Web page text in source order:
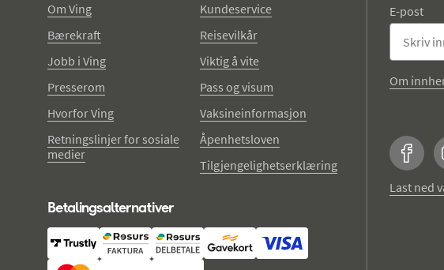
Om Ving
Bærekraft
Jobb i Ving
Presserom
Hvorfor Ving
Retningslinjer for sosiale
medier
Kundeservice
Reisevilkår
Viktig å vite
Pass og visum
Vaksineinformasjon
Åpenhetsloven
Tilgjengelighetserklæring
Betalingsalternativer
E-post
Om
Last ned